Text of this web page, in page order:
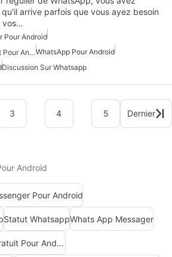
arrive parfois que vous ayez besoin
vos…
Pour Android
Messenger Whatsapp Gratuit Pour AndroidWhatsApp Pour Android
Discussion Sur Whatsapp
3 4 5 Dernier
Android
Pour Android
Statut WhatsappWhats App Messager
Messenger Whatsapp Gratuit Pour Android